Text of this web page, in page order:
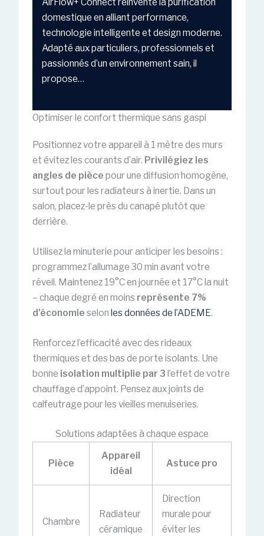
domestique en alliant performance,
technologie intelligente et design moderne.
Adapté aux particuliers, professionnels et
passionnés d’un environnement sain, il
propose…
Optimiser le confort thermique sans gaspi
Positionnez votre appareil à 1 mètre des murs
et évitez les courants d’air. Privilégiez les
angles de pièce pour une diffusion homogène,
surtout pour les radiateurs à inertie. Dans un
salon, placez-le près du canapé plutôt que
derrière.
Utilisez la minuterie pour anticiper les besoins :
programmez l’allumage 30 min avant votre
réveil. Maintenez 19°C en journée et 17°C la nuit
– chaque degré en moins représente 7%
d’économie selon les données de l’ADEME.
Renforcez l’efficacité avec des rideaux
thermiques et des bas de porte isolants. Une
bonne isolation multiplie par 3 l’effet de votre
chauffage d’appoint. Pensez aux joints de
calfeutrage pour les vieilles menuiseries.
Solutions adaptées à chaque espace
Pièce
Appareil
idéal
Astuce pro
Chambre
Radiateur
céramique
Direction
murale pour
éviter les